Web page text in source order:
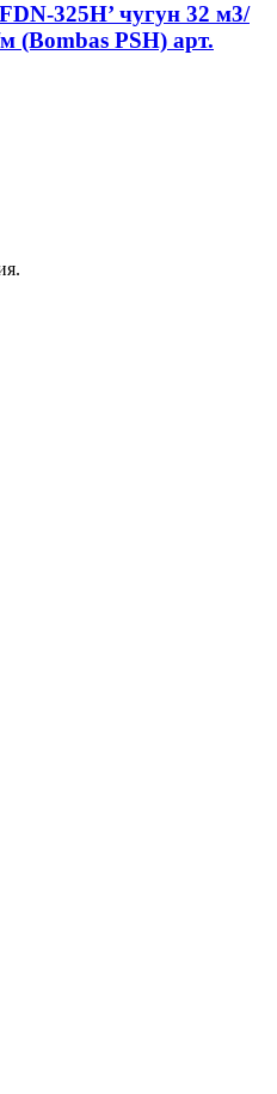
325H’ чугун 32 м3/
(Bombas PSH) арт.